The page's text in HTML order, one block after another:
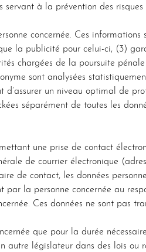
à la prévention des risques
concernée. Ces informations
la publicité pour celui-ci, (3)
chargées de la poursuite
sont analysées
un niveau optimal de
séparément de toutes les
une prise de contact
de courrier électronique
de contact, les données
par la personne concernée au
Ces données ne sont pas
que pour la durée
législateur dans des lois ou